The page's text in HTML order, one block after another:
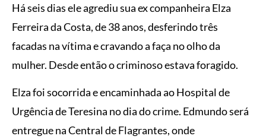
Há seis dias ele agrediu sua ex companheira Elza
Ferreira da Costa, de 38 anos, desferindo três
facadas na vítima e cravando a faça no olho da
mulher. Desde então o criminoso estava foragido.
Elza foi socorrida e encaminhada ao Hospital de
Urgência de Teresina no dia do crime. Edmundo será
entregue na Central de Flagrantes, onde